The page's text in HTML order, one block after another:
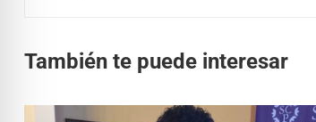
También te puede interesar